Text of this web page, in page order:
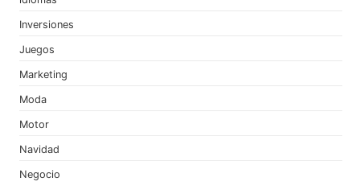
Inversiones
Juegos
Marketing
Moda
Motor
Navidad
Negocio